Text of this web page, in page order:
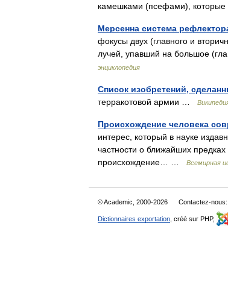
камешками (псефами),
Мерсенна система
фокусы двух (главного и
лучей, упавший на большое
энциклопедия
Список изобретений,
терракотовой армии …
Происхождение человека
интерес, который в науке
частности о ближайших
происхождение… …
Всемирная
© Academic, 2000-2026 Contactez-nous:
Dictionnaires exportation , créé sur PHP,